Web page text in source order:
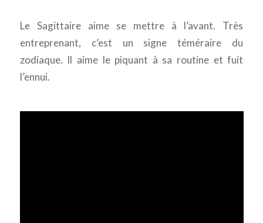
Le Sagittaire aime se mettre à l’avant. Très
entreprenant, c’est un signe téméraire du
zodiaque. Il aime le piquant à sa routine et fuit
l’ennui.